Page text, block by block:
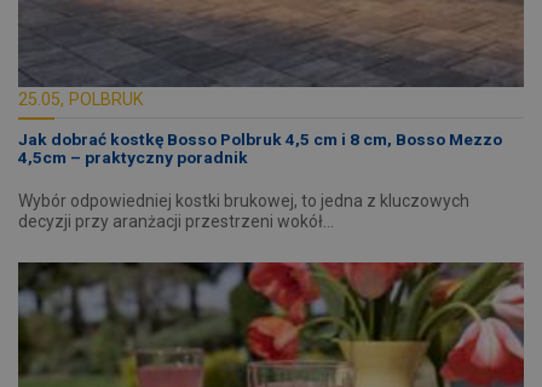
25.05, POLBRUK
Jak dobrać kostkę Bosso Polbruk 4,5 cm i 8 cm, Bosso Mezzo
4,5cm – praktyczny poradnik
Wybór odpowiedniej kostki brukowej, to jedna z kluczowych
decyzji przy aranżacji przestrzeni wokół…